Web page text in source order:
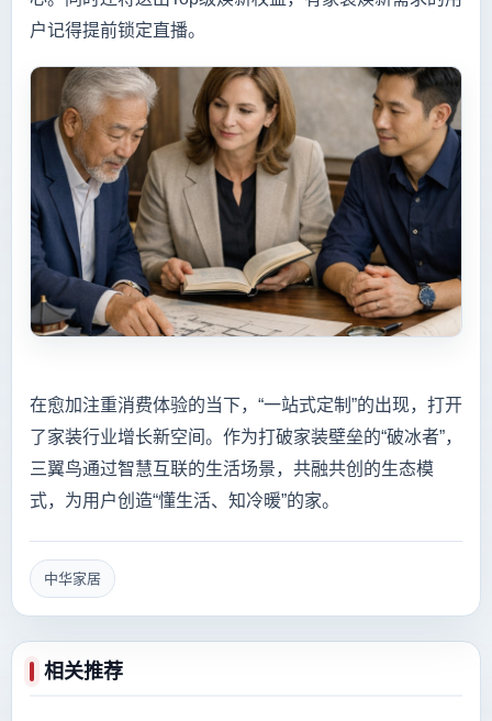
户记得提前锁定直播。
在愈加注重消费体验的当下，“一站式定制”的出现，打开
了家装行业增长新空间。作为打破家装壁垒的“破冰者”，
三翼鸟通过智慧互联的生活场景，共融共创的生态模
式，为用户创造“懂生活、知冷暖”的家。
中华家居
相关推荐